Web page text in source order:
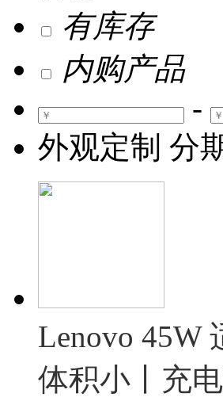
有库存
内购产品
-
外观定制 分
Lenovo 45W
体积小丨充